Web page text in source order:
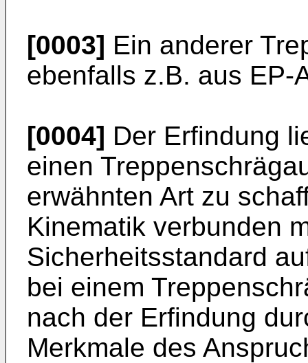
[0003] Ein anderer
ebenfalls z.B. aus EP-
[0004] Der Erfindung
einen
erwähnten Art zu
Kinematik verbunden
Sicherheitsstandard
bei einem
nach der Erfindung
Merkmale des